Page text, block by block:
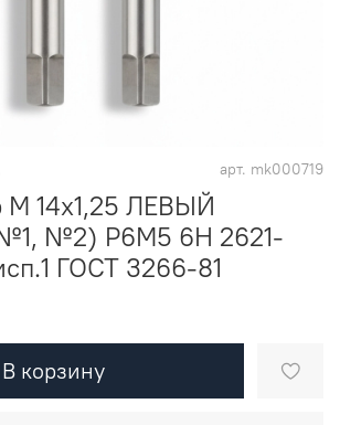
арт. mk000719
14х1,25 ЛЕВЫЙ
№2) Р6М5 6H 2621-
ГОСТ 3266-81
В корзину